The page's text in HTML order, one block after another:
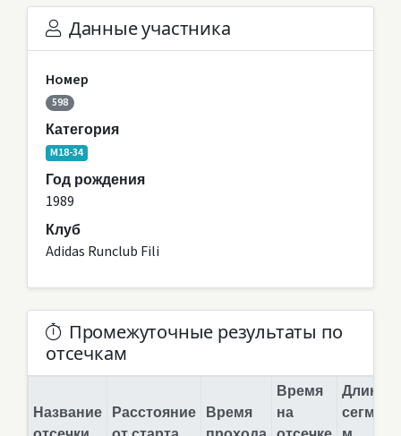
Данные участника
Номер
598
Категория
M18-34
Год рождения
1989
Клуб
Adidas Runclub Fili
Промежуточные результаты по
отсечкам
Название
Расстояние
Время
Время
на
Длина